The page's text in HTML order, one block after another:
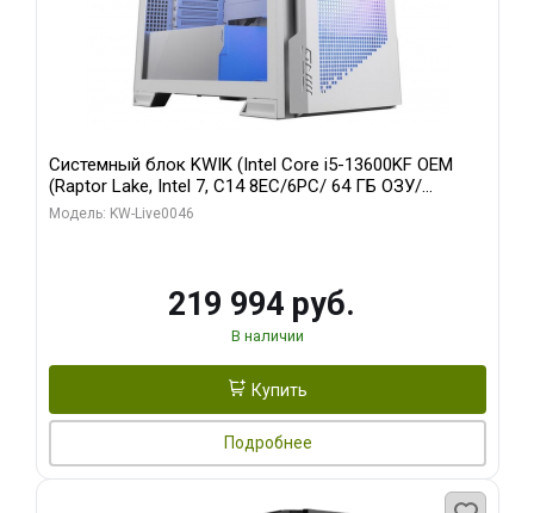
Системный блок KWIK (Intel Core i5-13600KF OEM
(Raptor Lake, Intel 7, C14 8EC/6PC/ 64 ГБ ОЗУ/
Gigabyte RTX5060Ti GAMING OC 8GB GDDR7 128bit
Модель: KW-Live0046
219 994 руб.
В наличии
Купить
Подробнее